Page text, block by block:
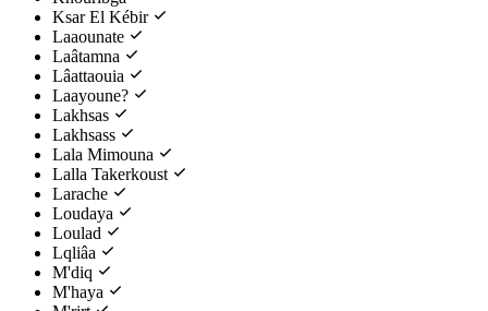
Ksar El Kébir
Laaounate
Laâtamna
Lâattaouia
Laayoune?
Lakhsas
Lakhsass
Lala Mimouna
Lalla Takerkoust
Larache
Loudaya
Loulad
Lqliâa
M'diq
M'haya